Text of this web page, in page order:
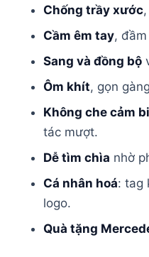
Chống trầy xước
Cầm êm tay,
Sang và đồng bộ
Ôm khít, gọn
Không che cảm
tác mượt.
Dễ tìm chìa nhờ
Cá nhân hoá: tag
logo.
Quà tặng